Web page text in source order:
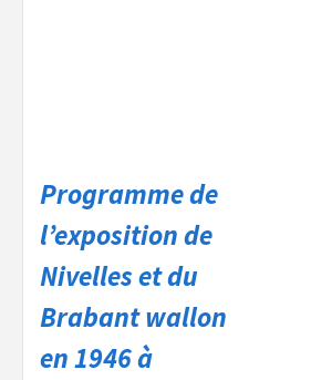
Programme de
l’exposition de
Nivelles et du
Brabant wallon
en 1946 à